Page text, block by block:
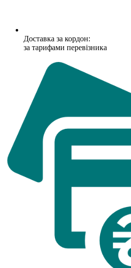
Доставка за кордон:
за тарифами перевізника